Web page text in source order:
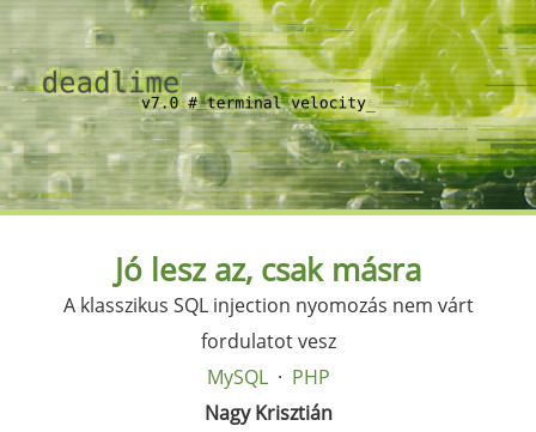
Jó lesz az, csak másra
A klasszikus SQL injection nyomozás nem várt
fordulatot vesz
MySQL
PHP
Nagy Krisztián